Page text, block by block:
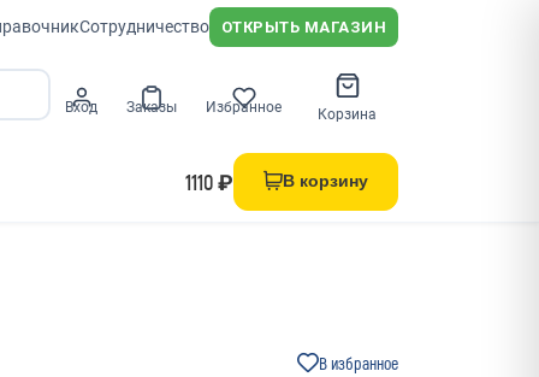
Сотрудничество ОТКРЫТЬ МАГАЗИН
Вход Заказы Избранное Корзина
1110 ₽ В корзину
В избранное